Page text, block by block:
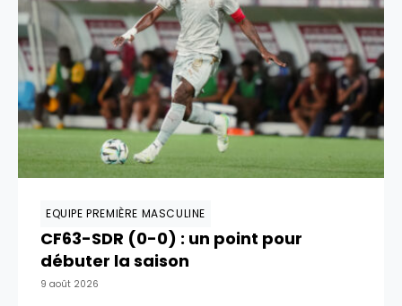
EQUIPE PREMIÈRE MASCULINE
CF63-SDR (0-0) : un point pour
débuter la saison
9 août 2026